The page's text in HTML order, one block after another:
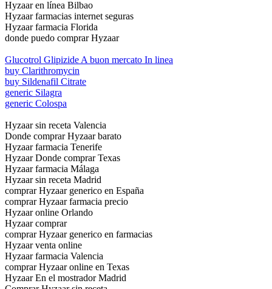
Hyzaar en línea Bilbao
Hyzaar farmacias internet seguras
Hyzaar farmacia Florida
donde puedo comprar Hyzaar
Glucotrol Glipizide A buon mercato In linea
buy Clarithromycin
buy Sildenafil Citrate
generic Silagra
generic Colospa
Hyzaar sin receta Valencia
Donde comprar Hyzaar barato
Hyzaar farmacia Tenerife
Hyzaar Donde comprar Texas
Hyzaar farmacia Málaga
Hyzaar sin receta Madrid
comprar Hyzaar generico en España
comprar Hyzaar farmacia precio
Hyzaar online Orlando
Hyzaar comprar
comprar Hyzaar generico en farmacias
Hyzaar venta online
Hyzaar farmacia Valencia
comprar Hyzaar online en Texas
Hyzaar En el mostrador Madrid